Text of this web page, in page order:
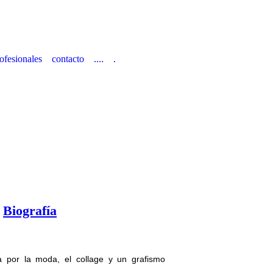
contacto .... .
Biografía
por la moda, el collage y un grafismo